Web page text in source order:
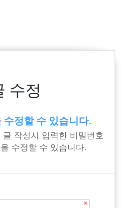
수정
수정할 수 있습니다.
작성시 입력한 비밀번호
수정할 수 있습니다.